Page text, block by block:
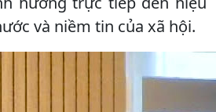
và niềm tin của xã hội.